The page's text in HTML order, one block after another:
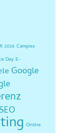
2026 Campixx
Day E-
Google
Online